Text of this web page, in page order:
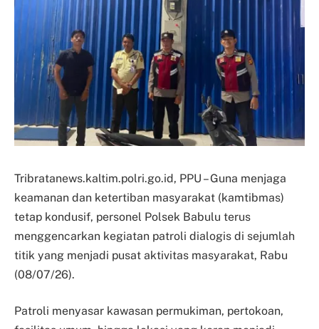
Tribratanews.kaltim.polri.go.id, PPU – Guna menjaga
keamanan dan ketertiban masyarakat (kamtibmas)
tetap kondusif, personel Polsek Babulu terus
menggencarkan kegiatan patroli dialogis di sejumlah
titik yang menjadi pusat aktivitas masyarakat, Rabu
(08/07/26).
Patroli menyasar kawasan permukiman, pertokoan,